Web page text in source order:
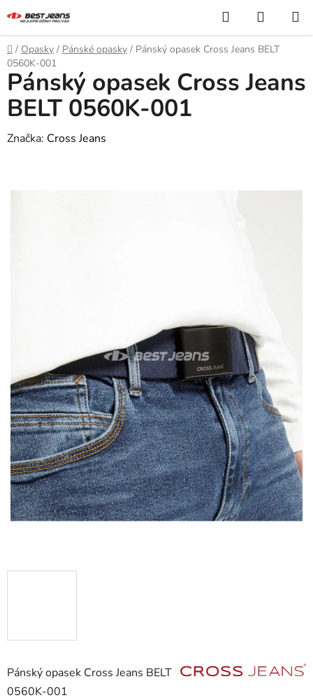
na
obsah
Hledat
KOŠÍK
Domů
/ Opasky / Pánské opasky / Pánský opasek Cross Jeans BELT
0560K-001
Pánský opasek Cross Jeans BELT
0560K-001
Pánský opasek Cross Jeans
BELT 0560K-001
Značka: Cross Jeans